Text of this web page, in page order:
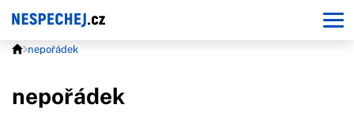
nepořádek
nepořádek